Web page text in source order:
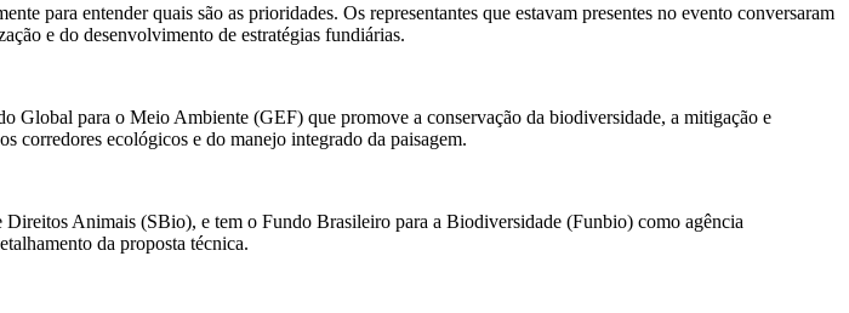
para entender quais são as prioridades. Os representantes que estavam presentes no evento conversaram
e do desenvolvimento de estratégias fundiárias.
para o Meio Ambiente (GEF) que promove a conservação da biodiversidade, a mitigação e
corredores ecológicos e do manejo integrado da paisagem.
Animais (SBio), e tem o Fundo Brasileiro para a Biodiversidade (Funbio) como agência
da proposta técnica.